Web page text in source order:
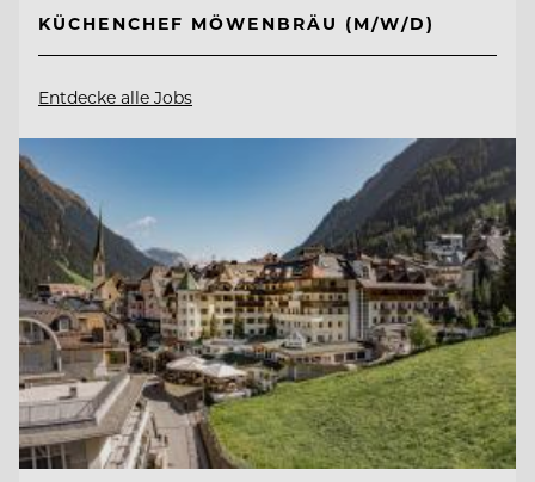
KÜCHENCHEF MÖWENBRÄU (M/W/D)
Entdecke alle Jobs